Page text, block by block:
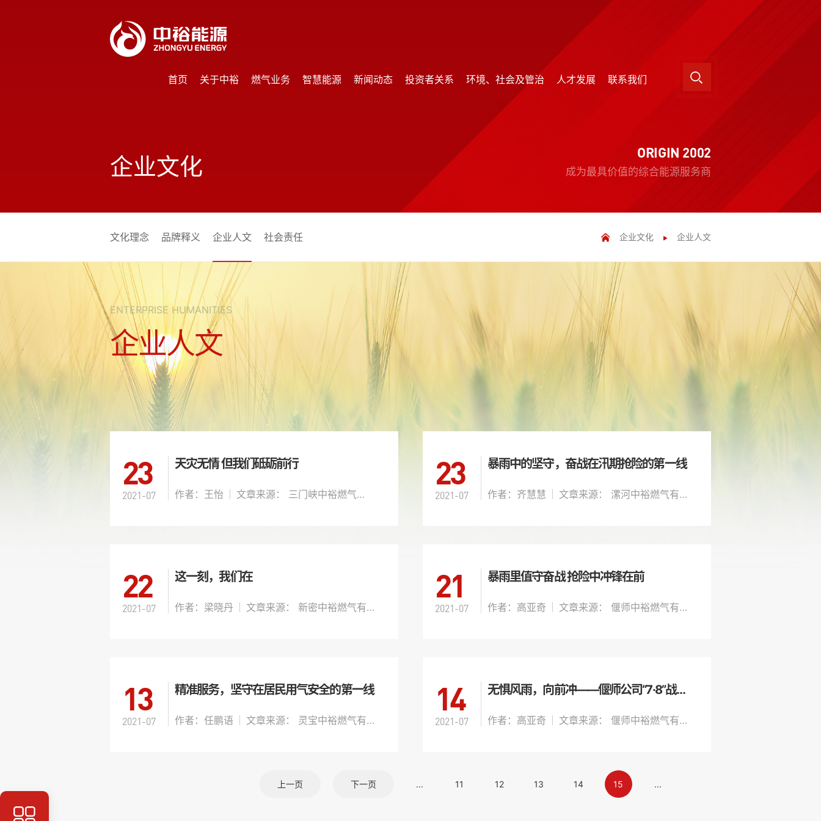
首页
关于中裕
燃气业务
智慧能源
新闻动态
投资者关系
环境、社会及管治
环境、社会及管治
人才发展
联系我们
企业文化 ORIGIN 2002
成为最具价值的综合能源服务商
文化理念 品牌释义 企业人文 社会责任 企业文化 企业人文
ENTERPRISE HUMANITIES
企业人文
23
2021-07
天灾无情 但我们砥砺前行
作者：王怡 文章来源： 三门峡中裕燃气有限公司
23
2021-07
暴雨中的坚守，奋战在汛期抢险的第一线
作者：齐慧慧 文章来源： 漯河中裕燃气有限公司
22
2021-07
这一刻，我们在
作者：梁晓丹 文章来源： 新密中裕燃气有限公司
21
2021-07
暴雨里值守奋战 抢险中冲锋在前
作者：高亚奇 文章来源： 偃师中裕燃气有限公司
13
2021-07
精准服务，坚守在居民用气安全的第一线
作者：任鹏语 文章来源： 灵宝中裕燃气有限公司
14
2021-07
无惧风雨，向前冲——偃师公司“7·8”战暴风、保民生纪实
作者：高亚奇 文章来源： 偃师中裕燃气有限公司
上一页 ... 11 12 13 14 15 ...
下一页